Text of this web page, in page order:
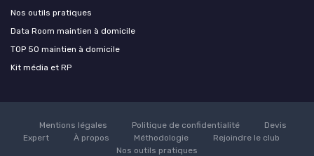
Nos outils pratiques
Data Room maintien à domicile
TOP 50 maintien à domicile
Kit média et RP
Mentions légales Politique de confidentialité
Devis
Expert
À propos Méthodologie
Rejoindre le club
Nos outils pratiques